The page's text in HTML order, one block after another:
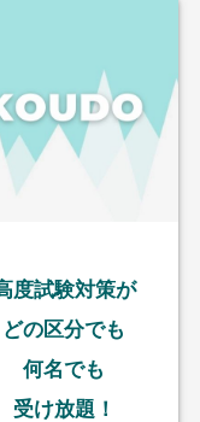
度試験対策が
どの区分でも
何名でも
受け放題！